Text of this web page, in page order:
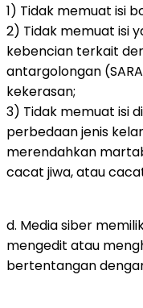
1) Tidak memuat isi
2) Tidak memuat isi
kebencian terkait
antargolongan
kekerasan;
3) Tidak memuat isi
perbedaan jenis
merendahkan
cacat jiwa, atau
d. Media siber
mengedit atau
bertentangan